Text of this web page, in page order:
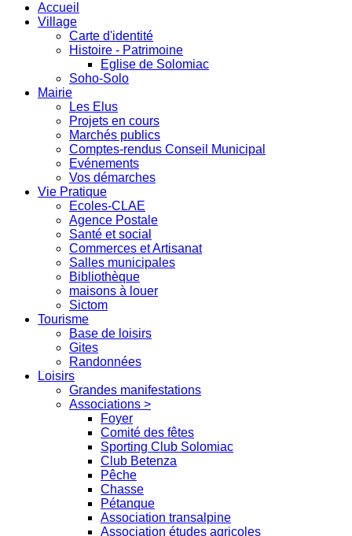
Accueil
Village
Carte d'identité
Histoire - Patrimoine
Eglise de Solomiac
Soho-Solo
Mairie
Les Elus
Projets en cours
Marchés publics
Comptes-rendus Conseil Municipal
Evénements
Vos démarches
Vie Pratique
Ecoles-CLAE
Agence Postale
Santé et social
Commerces et Artisanat
Salles municipales
Bibliothèque
maisons à louer
Sictom
Tourisme
Base de loisirs
Gites
Randonnées
Loisirs
Grandes manifestations
Associations >
Foyer
Comité des fêtes
Sporting Club Solomiac
Club Betenza
Pêche
Chasse
Pétanque
Association transalpine
Association études agricoles